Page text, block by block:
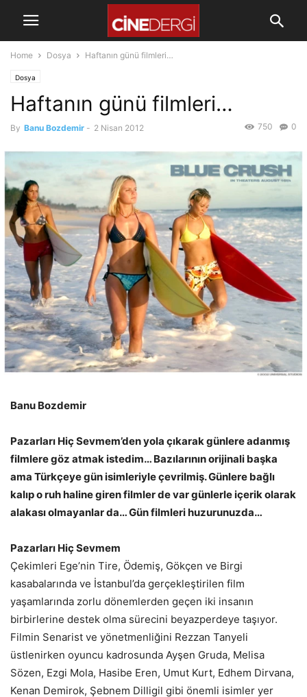
Home Dosya Haftanın günü filmleri…
Dosya
Haftanın günü filmleri…
By Banu Bozdemir - 2 Nisan 2012 0
750
Banu Bozdemir
Pazarları Hiç Sevmem’den yola çıkarak günlere adanmış
filmlere göz atmak istedim… Bazılarının orijinali başka
ama Türkçeye gün isimleriyle çevrilmiş. Günlere bağlı
kalıp o ruh haline giren filmler de var günlerle içerik olarak
alakası olmayanlar da… Gün filmleri huzurunuzda…
Pazarları Hiç Sevmem
Çekimleri Ege’nin Tire, Ödemiş, Gökçen ve Birgi
kasabalarında ve İstanbul’da gerçekleştirilen film
yaşamlarında zorlu dönemlerden geçen iki insanın
birbirlerine destek olma sürecini beyazperdeye taşıyor.
Filmin Senarist ve yönetmenliğini Rezzan Tanyeli
üstlenirken oyuncu kadrosunda Ayşen Gruda, Melisa
Sözen, Ezgi Mola, Hasibe Eren, Umut Kurt, Edhem Dirvana,
Kenan Demirok, Şebnem Dilligil gibi önemli isimler yer